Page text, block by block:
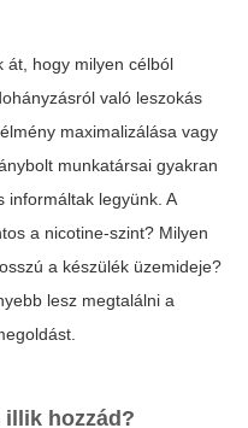
át, hogy milyen célból
való leszokás
maximalizálása vagy
munkatársai gyakran
informáltak legyünk. A
a nicotine-szint? Milyen
a készülék üzemideje?
lesz megtalálni a
hozzád?